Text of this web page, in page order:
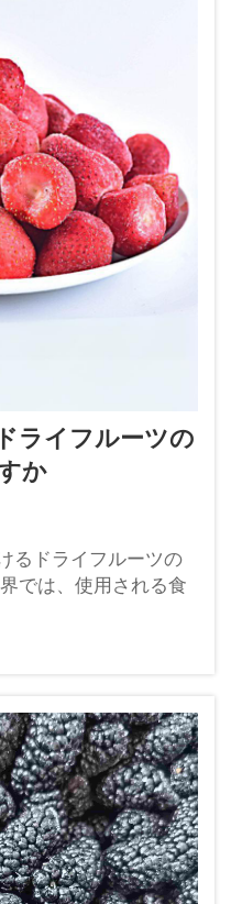
ライフルーツの
か
るドライフルーツの
では、使用される食
が見られ、ドライフ
きる柔軟性と価値を
ます…